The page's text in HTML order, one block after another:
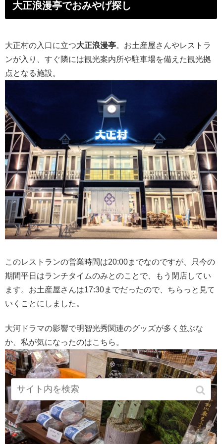
大正浪漫亭でおみやげ探し
大正村の入口に立つ大正浪漫亭。お土産屋さんやレストラ
ンが入り、すぐ隣には観光案内所や駐車場を備えた観光拠
点となる施設。
このレストランの営業時間は20:00までなのですが、只今の
期間平日はランチタイムのみとのことで、もう閉店してい
ます。お土産屋さんは17:30までだったので、ちらっと見て
いくことにしました。
大河ドラマの影響で明智光秀関連のグッズが多く並ぶな
か、私が気になったのはこちら。